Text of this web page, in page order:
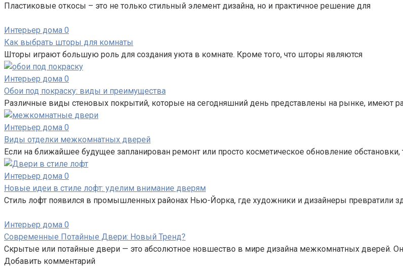
Пластиковые откосы – это не только стильный элемент дизайна, но и практичное решение для
Интерьер дома 0
Как выбрать шторы для комнаты
Шторы играют большую роль для создания уюта в комнате. Кроме того, что шторы являются
Интерьер дома 0
Обои под покраску: виды и преимущества
Различные виды стеновых покрытий, которые на сегодняшний день представлены на рынке, имеют
Интерьер дома 0
Виды отделки межкомнатных дверей
Если на ближайшее будущее запланирован ремонт или просто косметическое обновление обстановки,
Интерьер дома 0
Новые идеи в стиле лофт: уделим внимание дверям
Стиль лофт появился в промышленных районах Нью-Йорка, где художники и дизайнеры превратили
Интерьер дома 0
Современные Потайные Двери: Новый Тренд?
Скрытые или потайные двери — это абсолютное новшество в мире дизайна межкомнатных дверей.
Добавить комментарий